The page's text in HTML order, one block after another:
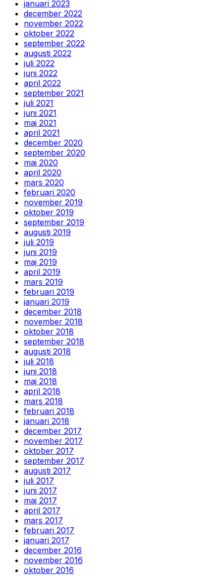
januari 2023
december 2022
november 2022
oktober 2022
september 2022
augusti 2022
juli 2022
juni 2022
april 2022
september 2021
juli 2021
juni 2021
maj 2021
april 2021
december 2020
september 2020
maj 2020
april 2020
mars 2020
februari 2020
november 2019
oktober 2019
september 2019
augusti 2019
juli 2019
juni 2019
maj 2019
april 2019
mars 2019
februari 2019
januari 2019
december 2018
november 2018
oktober 2018
september 2018
augusti 2018
juli 2018
juni 2018
maj 2018
april 2018
mars 2018
februari 2018
januari 2018
december 2017
november 2017
oktober 2017
september 2017
augusti 2017
juli 2017
juni 2017
maj 2017
april 2017
mars 2017
februari 2017
januari 2017
december 2016
november 2016
oktober 2016